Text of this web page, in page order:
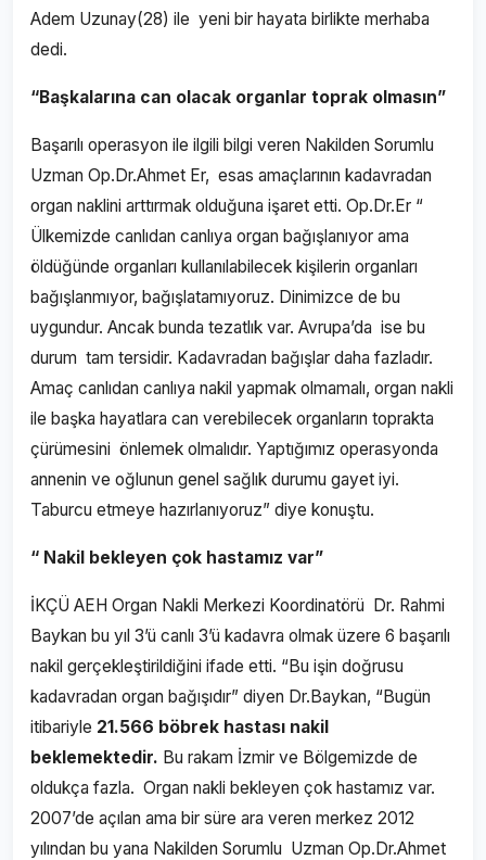
Adem Uzunay(28) ile yeni bir hayata birlikte merhaba
dedi.
“Başkalarına can olacak organlar toprak olmasın”
Başarılı operasyon ile ilgili bilgi veren Nakilden Sorumlu
Uzman Op.Dr.Ahmet Er, esas amaçlarının kadavradan
organ naklini arttırmak olduğuna işaret etti. Op.Dr.Er “
Ülkemizde canlıdan canlıya organ bağışlanıyor ama
öldüğünde organları kullanılabilecek kişilerin organları
bağışlanmıyor, bağışlatamıyoruz. Dinimizce de bu
uygundur. Ancak bunda tezatlık var. Avrupa’da ise bu
durum tam tersidir. Kadavradan bağışlar daha fazladır.
Amaç canlıdan canlıya nakil yapmak olmamalı, organ nakli
ile başka hayatlara can verebilecek organların toprakta
çürümesini önlemek olmalıdır. Yaptığımız operasyonda
annenin ve oğlunun genel sağlık durumu gayet iyi.
Taburcu etmeye hazırlanıyoruz” diye konuştu.
“ Nakil bekleyen çok hastamız var”
İKÇÜ AEH Organ Nakli Merkezi Koordinatörü Dr. Rahmi
Baykan bu yıl 3’ü canlı 3’ü kadavra olmak üzere 6 başarılı
nakil gerçekleştirildiğini ifade etti. “Bu işin doğrusu
kadavradan organ bağışıdır” diyen Dr.Baykan, “Bugün
itibariyle 21.566 böbrek hastası nakil
beklemektedir. Bu rakam İzmir ve Bölgemizde de
oldukça fazla. Organ nakli bekleyen çok hastamız var.
2007’de açılan ama bir süre ara veren merkez 2012
yılından bu yana Nakilden Sorumlu Uzman Op.Dr.Ahmet